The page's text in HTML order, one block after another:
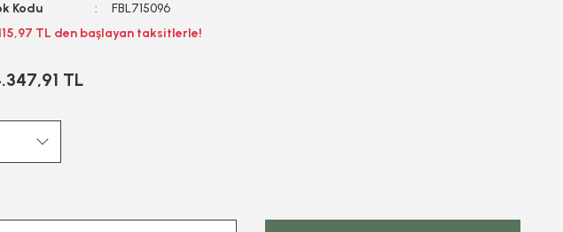
Kodu
FBL715096
TL den başlayan taksitlerle!
TL